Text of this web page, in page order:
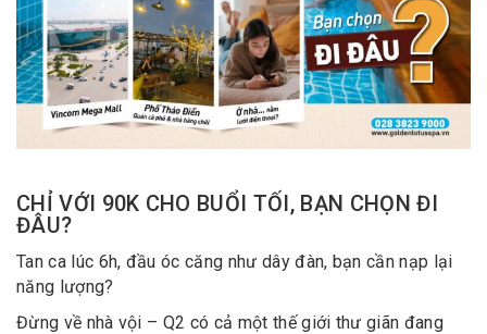
CHỈ VỚI 90K CHO BUỔI TỐI, BẠN CHỌN ĐI
ĐÂU?
Tan ca lúc 6h, đầu óc căng như dây đàn, bạn cần nạp lại
năng lượng?
Đừng về nhà vội – Q2 có cả một thế giới thư giãn đang